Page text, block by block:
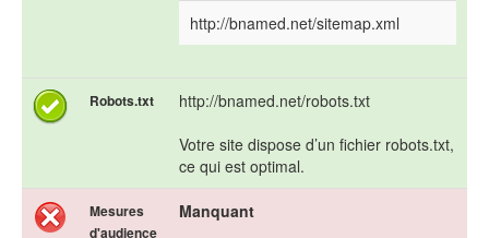
http://bnamed.net/sitemap.xml
Robots.txt
http://bnamed.net/robots.txt
Votre site dispose d’un fichier robots.txt,
ce qui est optimal.
Mesures
d'audience
Manquant